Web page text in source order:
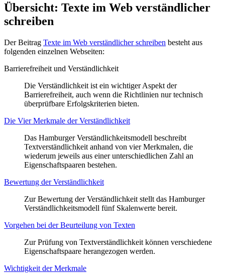
Übersicht: Texte im Web verständlicher
schreiben
Der Beitrag Texte im Web verständlicher schreiben besteht aus
folgenden einzelnen Webseiten:
Barrierefreiheit und Verständlichkeit
Die Verständlichkeit ist ein wichtiger Aspekt der
Barrierefreiheit, auch wenn die Richtlinien nur technisch
überprüfbare Erfolgskriterien bieten.
Die Vier Merkmale der Verständlichkeit
Das Hamburger Verständlichkeitsmodell beschreibt
Textverständlichkeit anhand von vier Merkmalen, die
wiederum jeweils aus einer unterschiedlichen Zahl an
Eigenschaftspaaren bestehen.
Bewertung der Verständlichkeit
Zur Bewertung der Verständlichkeit stellt das Hamburger
Verständlichkeitsmodell fünf Skalenwerte bereit.
Vorgehen bei der Beurteilung von Texten
Zur Prüfung von Textverständlichkeit können verschiedene
Eigenschaftspaare herangezogen werden.
Wichtigkeit der Merkmale